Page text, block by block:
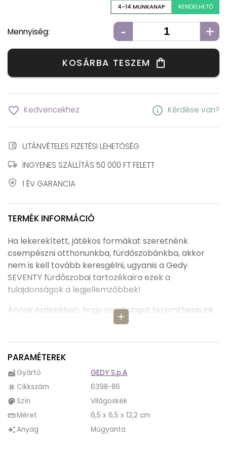
4-14 MUNKANAP RENDELHETŐ
Mennyiség: - +
KOSÁRBA TESZEM shopping_bag
favorite_border Kedvencekhez info Kérdése van?
account_balance_wallet UTÁNVÉTELES FIZETÉSI LEHETŐSÉG
local_shipping INGYENES SZÁLLÍTÁS 50 000 FT FELETT
local_police 1 ÉV GARANCIA
TERMÉK INFORMÁCIÓ
add
Ha lekerekített, játékos formákat szeretnénk
csempészni otthonunkba, fürdőszobánkba, akkor
nem is kell tovább keresgélni, ugyanis a Gedy
SEVENTY fürdőszobai tartozékaira ezek a
tulajdonságok a legjellemzőbbek!
Annak érdekében, hogy összhangot teremthessünk
fürdőszobánkban, a Gedy többféle terméket is
válogatni elektromos fogkefének való
fogmosópohár, fürdőszobai rendszerező,
fogmosópohár, tükrös fürdőszobai rendszerező,
szappanadagoló, WC kefe tartó, fürdőszobai
hulladékgyűjtő és szappantartó közül.
Hasonlóan a Gedy RAINBOW termékeihez, a SEVENTY
fürdőszobai kiegészítők is rengeteg színben
PARAMÉTEREK
factory Gyártó GEDY S.p.A
tag Cikkszám 6398-86
palette Szín Világoskék
straightenMéret 6,5 x 6,5 x 12,2 cm
auto_awesomeAnyag Műgyanta